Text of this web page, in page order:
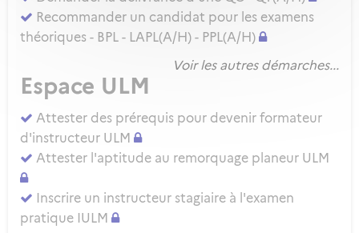
Recommander un candidat pour les examens
théoriques - BPL - LAPL(A/H) - PPL(A/H)
Voir les autres démarches...
Espace ULM
Attester des prérequis pour devenir formateur
d'instructeur ULM
Attester l'aptitude au remorquage planeur ULM
Inscrire un instructeur stagiaire à l'examen
pratique IULM